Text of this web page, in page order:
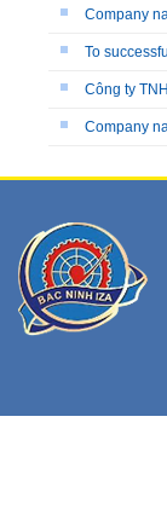
Company
To
Công ty
Company